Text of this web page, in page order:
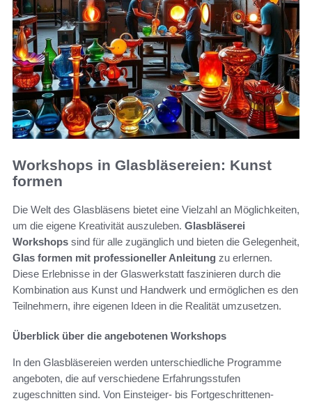
Workshops in Glasbläsereien: Kunst
formen
Die Welt des Glasbläsens bietet eine Vielzahl an Möglichkeiten,
um die eigene Kreativität auszuleben. Glasbläserei
Workshops sind für alle zugänglich und bieten die Gelegenheit,
Glas formen mit professioneller Anleitung zu erlernen.
Diese Erlebnisse in der Glaswerkstatt faszinieren durch die
Kombination aus Kunst und Handwerk und ermöglichen es den
Teilnehmern, ihre eigenen Ideen in die Realität umzusetzen.
Überblick über die angebotenen Workshops
In den Glasbläsereien werden unterschiedliche Programme
angeboten, die auf verschiedene Erfahrungsstufen
zugeschnitten sind. Von Einsteiger- bis Fortgeschrittenen-